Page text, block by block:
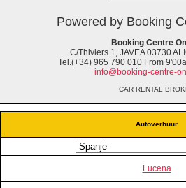
Autoverhuur
Lucena
Powered by Booking
Booking Centre
C/Thiviers 1, JAVEA 03730
Tel.(+34) 965 790 010 From
info@booking-centre-
CAR RENTAL